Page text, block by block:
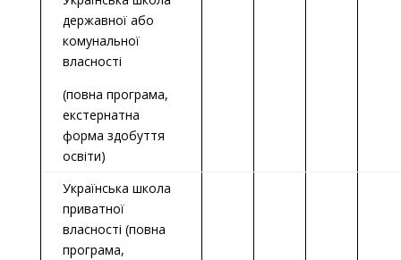
державної або
комунальної
власності
(повна програма,
екстернатна
форма здобуття
освіти)
Українська школа
приватної
власності (повна
програма,